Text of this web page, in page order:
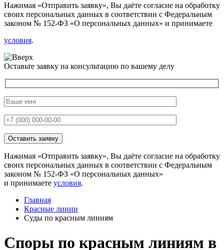
Нажимая «Отправить заявку», Вы даёте согласие на обработку
своих персональных данных в соответствии с Федеральным
законом № 152-ФЗ «О персональных данных» и принимаете
условия.
Оставьте заявку на консультацию по вашему делу
Нажимая «Отправить заявку», Вы даёте согласие на обработку
своих персональных данных в соответствии с Федеральным
законом № 152-ФЗ «О персональных данных»
и принимаете условия.
Главная
Красные линии
Суды по красным линиям
Споры по красным линиям в